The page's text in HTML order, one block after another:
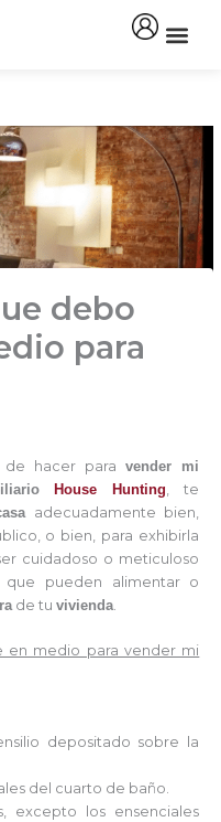
debo
para
de hacer paravender mi
House Hunting , te
adecuadamente bien,
o bien, para exhibirla
cuidadoso o meticuloso
que pueden alimentar o
de tu vivienda.
en medio para vender mi
depositado sobre la
del cuarto de baño.
excepto los ensenciales